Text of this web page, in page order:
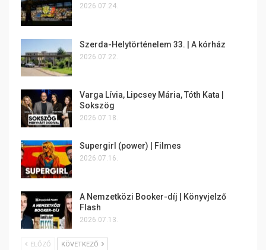
2026.07.24.
Szerda-Helytörténelem 33. | A kórház
2026.07.22.
Varga Lívia, Lipcsey Mária, Tóth Kata |
Sokszög
2026.07.18.
Supergirl (power) | Filmes
2026.07.16.
A Nemzetközi Booker-díj | Könyvjelző
Flash
2026.07.13.
ELŐZŐ KÖVETKEZŐ